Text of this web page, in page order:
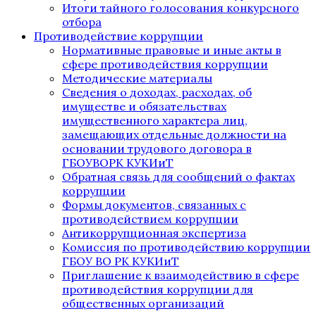
Итоги тайного голосования конкурсного
отбора
Противодействие коррупции
Нормативные правовые и иные акты в
сфере противодействия коррупции
Методические материалы
Сведения о доходах, расходах, об
имуществе и обязательствах
имущественного характера лиц,
замещающих отдельные должности на
основании трудового договора в
ГБОУВОРК КУКИиТ
Обратная связь для сообщений о фактах
коррупции
Формы документов, связанных с
противодействием коррупции
Антикоррупционная экспертиза
Комиссия по противодействию коррупции
ГБОУ ВО РК КУКИиТ
Приглашение к взаимодействию в сфере
противодействия коррупции для
общественных организаций